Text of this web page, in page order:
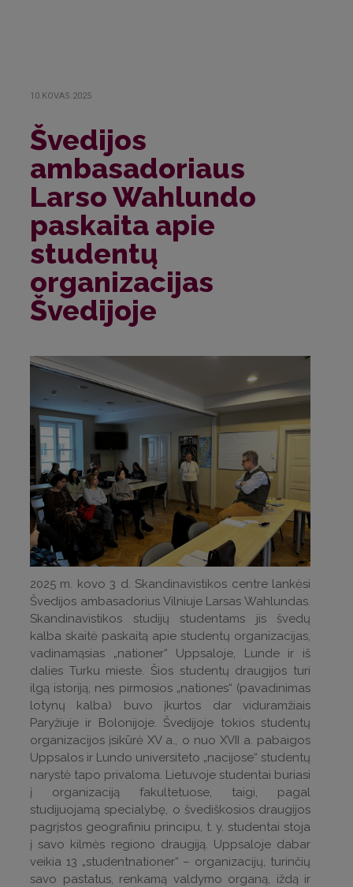
10.KOVAS.2025
Švedijos
ambasadoriaus
Larso Wahlundo
paskaita apie
studentų
organizacijas
Švedijoje
2025 m. kovo 3 d. Skandinavistikos centre lankėsi
Švedijos ambasadorius Vilniuje Larsas Wahlundas.
Skandinavistikos studijų studentams jis švedų
kalba skaitė paskaitą apie studentų organizacijas,
vadinamąsias „nationer“ Uppsaloje, Lunde ir iš
dalies Turku mieste. Šios studentų draugijos turi
ilgą istoriją, nes pirmosios „nationes“ (pavadinimas
lotynų kalba) buvo įkurtos dar viduramžiais
Paryžiuje ir Bolonijoje. Švedijoje tokios studentų
organizacijos įsikūrė XV a., o nuo XVII a. pabaigos
Uppsalos ir Lundo universiteto „nacijose“ studentų
narystė tapo privaloma. Lietuvoje studentai buriasi
į organizaciją fakultetuose, taigi, pagal
studijuojamą specialybę, o švediškosios draugijos
pagrįstos geografiniu principu, t. y. studentai stoja
į savo kilmės regiono draugiją. Uppsaloje dabar
veikia 13 „studentnationer“ – organizacijų, turinčių
savo pastatus, renkamą valdymo organą, iždą ir